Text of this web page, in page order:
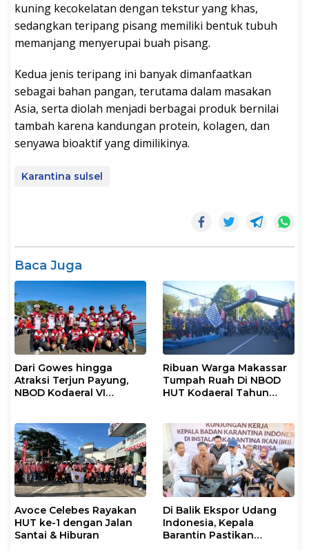
kuning kecokelatan dengan tekstur yang khas,
sedangkan teripang pisang memiliki bentuk tubuh
memanjang menyerupai buah pisang.
Kedua jenis teripang ini banyak dimanfaatkan
sebagai bahan pangan, terutama dalam masakan
Asia, serta diolah menjadi berbagai produk bernilai
tambah karena kandungan protein, kolagen, dan
senyawa bioaktif yang dimilikinya.
Karantina sulsel
Baca Juga
Dari Gowes hingga
Atraksi Terjun Payung,
NBOD Kodaeral VI
Ribuan Warga Makassar
Tumpah Ruah Di NBOD
HUT Kodaeral Tahun
Avoce Celebes Rayakan
HUT ke-1 dengan Jalan
Santai & Hiburan
Di Balik Ekspor Udang
Indonesia, Kepala
Barantin Pastikan